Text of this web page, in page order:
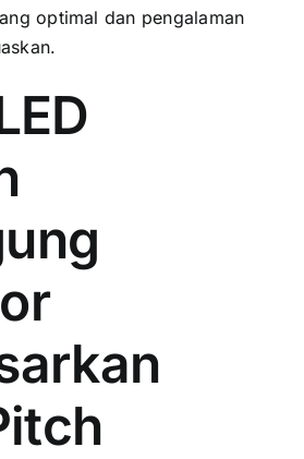
optimal dаn pengalaman